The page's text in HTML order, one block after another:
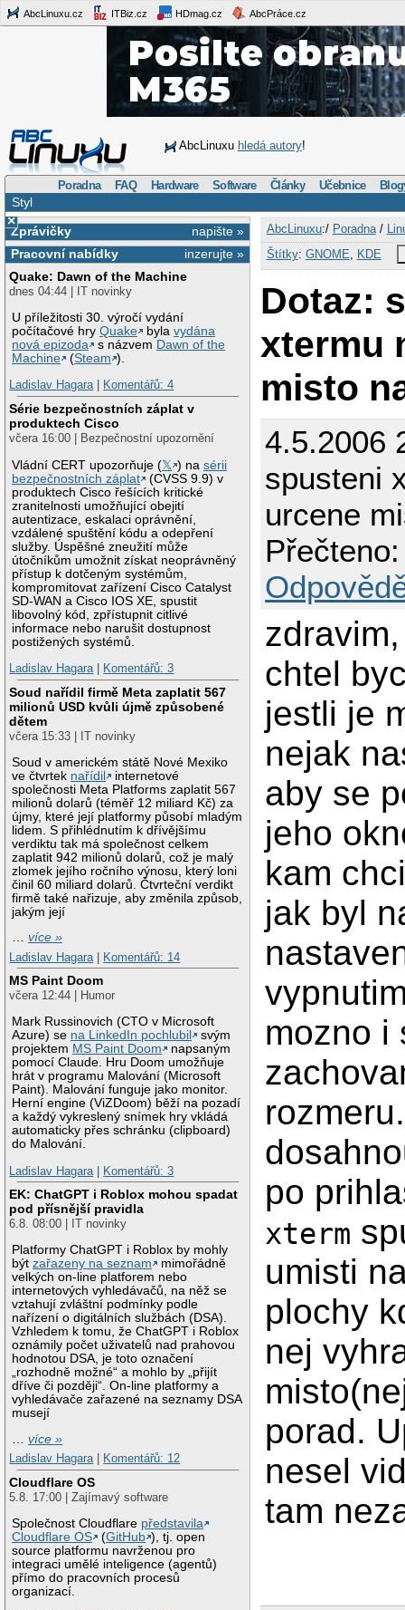
AbcLinuxu.cz ITBiz.cz HDmag.cz AbcPráce.cz
AbcLinuxu hledá autory!
Poradna FAQ Hardware Software Články Učebnice
Styl
×
napište »
Zprávičky
inzerujte »
Pracovní nabídky
Quake: Dawn of the Machine
dnes 04:44 | IT novinky
U příležitosti 30. výročí vydání
počítačové hryQuake bylavydána
nová epizoda
s názvem Dawn of the
Machine
(Steam ).
Ladislav Hagara| Komentářů: 4
Série bezpečnostních záplat v
produktech Cisco
včera 16:00 | Bezpečnostní upozornění
Vládní CERT upozorňuje (𝕏 ) nasérii
bezpečnostních záplat
(CVSS 9.9) v
produktech Cisco řešících kritické
zranitelnosti umožňující obejití
autentizace, eskalaci oprávnění,
vzdálené spuštění kódu a odepření
služby. Úspěšné zneužití může
útočníkům umožnit získat neoprávněný
přístup k dotčeným systémům,
kompromitovat zařízení Cisco Catalyst
SD-WAN a Cisco IOS XE, spustit
libovolný kód, zpřístupnit citlivé
informace nebo narušit dostupnost
postižených systémů.
Ladislav Hagara| Komentářů: 3
Soud nařídil firmě Meta zaplatit 567
milionů USD kvůli újmě způsobené
dětem
včera 15:33 | IT novinky
Soud v americkém státě Nové Mexiko
ve čtvrtek nařídil
internetové
společnosti Meta Platforms zaplatit 567
milionů dolarů (téměř 12 miliard Kč) za
újmy, které její platformy působí mladým
lidem. S přihlédnutím k dřívějšímu
verdiktu tak má společnost celkem
zaplatit 942 milionů dolarů, což je malý
zlomek jejího ročního výnosu, který loni
činil 60 miliard dolarů. Čtvrteční verdikt
firmě také nařizuje, aby změnila způsob,
jakým její
…více »
Ladislav Hagara
Komentářů: 14
MS Paint Doom
včera 12:44 | Humor
Mark Russinovich (CTO v Microsoft
Azure) se na LinkedIn pochlubil
svým
projektem MS Paint Doom
napsaným
pomocí Claude. Hru Doom umožňuje
hrát v programu Malování (Microsoft
Paint). Malování funguje jako monitor.
Herní engine (ViZDoom) běží na pozadí
a každý vykreslený snímek hry vkládá
automaticky přes schránku (clipboard)
do Malování.
Ladislav Hagara
Komentářů: 3
EK: ChatGPT i Roblox mohou spadat
pod přísnější pravidla
6.8. 08:00 | IT novinky
Platformy ChatGPT i Roblox by mohly
býtzařazeny na seznam
mimořádně
velkých on-line platforem nebo
internetových vyhledávačů, na něž se
vztahují zvláštní podmínky podle
nařízení o digitálních službách (DSA).
Vzhledem k tomu, že ChatGPT i Roblox
oznámily počet uživatelů nad prahovou
hodnotou DSA, je toto označení
„rozhodně možné“ a mohlo by „přijít
dříve či později“. On-line platformy a
vyhledávače zařazené na seznamy DSA
musejí
…více »
Ladislav Hagara| Komentářů: 12
Cloudflare OS
5.8. 17:00 | Zajímavý software
Společnost Cloudflare představila
Cloudflare OS
(GitHub ), tj. open
source platformu navrženou pro
integraci umělé inteligence (agentů)
přímo do pracovních procesů
organizací.
AbcLinuxu:/ Poradna/
Štítky: GNOME KDE
Dotaz:
xtermu
misto
4.5.2006
spusteni
urcene
zdravim,
chtel
jestli je
nejak
aby se
jeho
kam
jak byl
mozno i
po
xterm
umisti
plochy
nej
porad.
nesel
tam